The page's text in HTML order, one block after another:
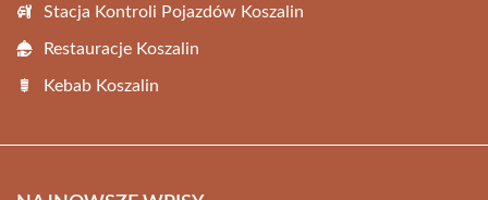
Stacja Kontroli Pojazdów Koszalin
Restauracje Koszalin
Kebab Koszalin